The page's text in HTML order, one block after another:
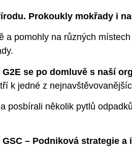
Prokoukly mokřady i
a pomohly na různých
se po domluvě s naší
k jedné z
posbírali několik pytlů
– Podniková strategie